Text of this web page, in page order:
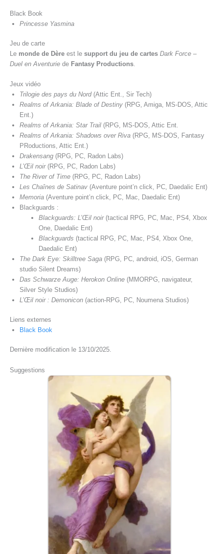
Black Book
Princesse Yasmina
Jeu de carte
Le monde de Dère est le support du jeu de cartes Dark Force –
Duel en Aventurie de Fantasy Productions
Jeux vidéo
Trilogie des pays du Nord(Attic Ent., Sir Tech)
Realms of Arkania: Blade of Destiny (RPG, Amiga, MS-DOS, Attic
Ent.)
Realms of Arkania: Star Trail (RPG, MS-DOS, Attic Ent.
Realms of Arkania: Shadows over Riva (RPG, MS-DOS, Fantasy
PRoductions, Attic Ent.)
Drakensang (RPG, PC, Radon Labs)
L’Œil noir(RPG, PC, Radon Labs)
The River of Time (RPG, PC, Radon Labs)
Les Chaînes de Satinav (Aventure point’n click, PC, Daedalic Ent)
Memoria (Aventure point’n click, PC, Mac, Daedalic Ent)
Blackguards :
Blackguards: L’Œil noir(tactical RPG, PC, Mac, PS4, Xbox
One, Daedalic Ent)
Blackguards (tactical RPG, PC, Mac, PS4, Xbox One,
Daedalic Ent)
The Dark Eye: Skilltree Saga (RPG, PC, android, iOS, German
studio Silent Dreams)
Das Schwarze Auge: Herokon Online (MMORPG, navigateur,
Silver Style Studios)
L’Œil noir : Demonicon (action-RPG, PC, Noumena Studios)
Liens externes
Black Book
Dernière modification le 13/10/2025.
Suggestions